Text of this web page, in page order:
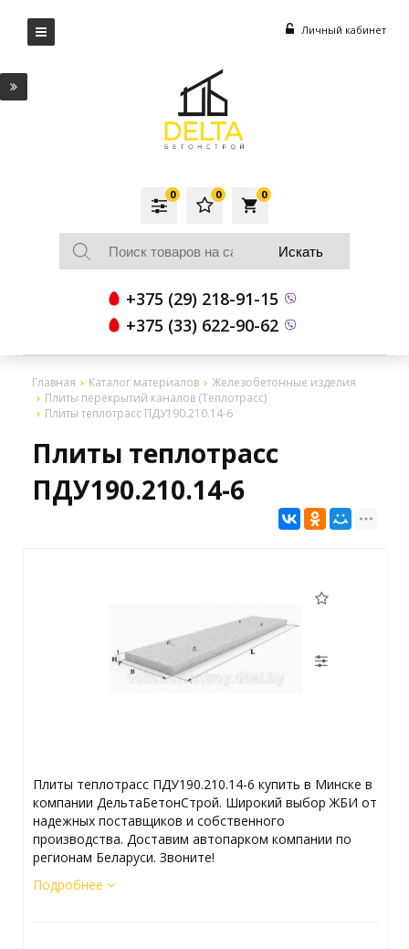
Личный кабинет
local_grocery_store
0
0
0
+375 (29) 218-91-15
+375 (33) 622-90-62
Главная Каталог материалов
Железобетонные изделия
Плиты перекрытий каналов (Теплотрасс)
Плиты теплотрасс ПДУ190.210.14-6
Плиты теплотрасс
ПДУ190.210.14-6
Плиты теплотрасс ПДУ190.210.14-6 купить в Минске в
компании ДельтаБетонСтрой. Широкий выбор ЖБИ от
надежных поставщиков и собственного
производства. Доставим автопарком компании по
регионам Беларуси. Звоните!
Подробнее